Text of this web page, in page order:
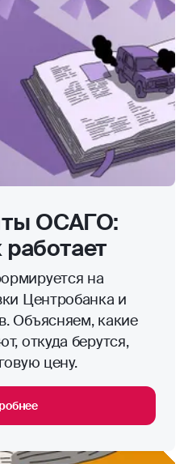
ОСАГО:
работает
на
Центробанка и
Объясняем, какие
откуда берутся,
цену.